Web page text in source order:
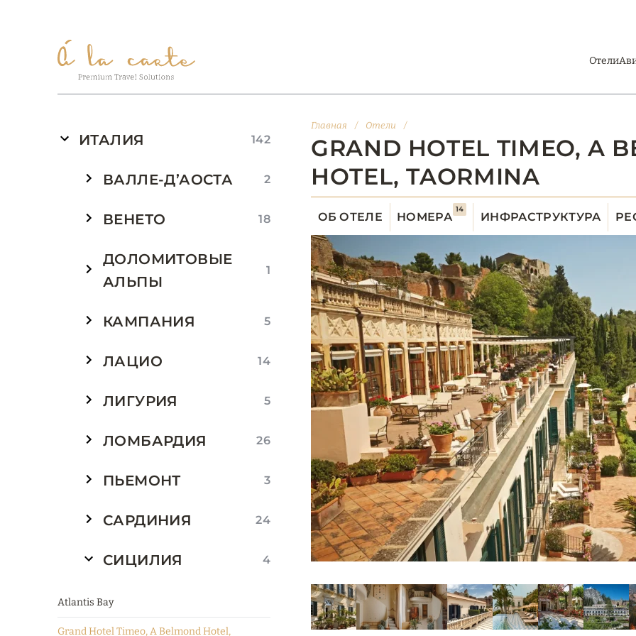
Отели
ИТАЛИЯ 142
ВАЛЛЕ-Д’АОСТА 2
ВЕНЕТО 18
ДОЛОМИТОВЫЕ
АЛЬПЫ
1
КАМПАНИЯ 5
ЛАЦИО 14
ЛИГУРИЯ 5
ЛОМБАРДИЯ 26
ПЬЕМОНТ 3
САРДИНИЯ 24
СИЦИЛИЯ 4
Atlantis Bay
Grand Hotel Timeo, A Belmond Hotel,
Главная / Отели /
GRAND HOTEL TIMEO, A
HOTEL, TAORMINA
ОБ ОТЕЛЕ НОМЕРА
14
ИНФРАСТРУКТУРА